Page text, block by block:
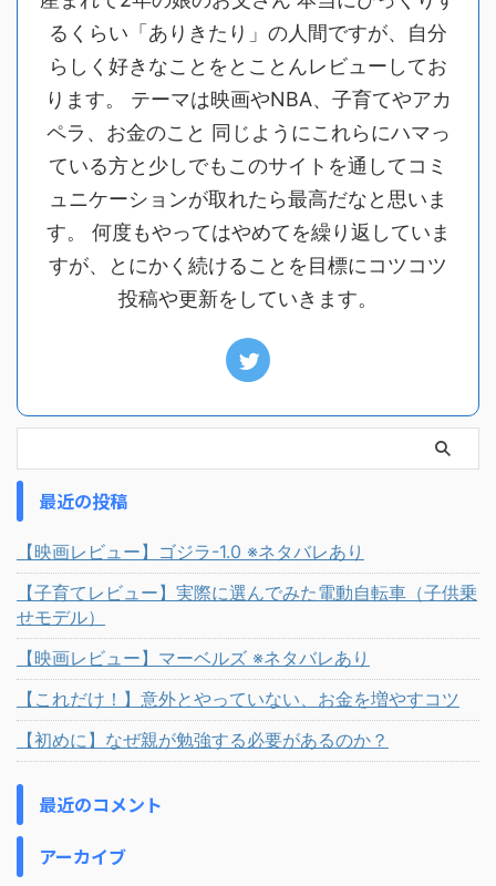
るくらい「ありきたり」の人間ですが、自分
らしく好きなことをとことんレビューしてお
ります。 テーマは映画やNBA、子育てやアカ
ペラ、お金のこと 同じようにこれらにハマっ
ている方と少しでもこのサイトを通してコミ
ュニケーションが取れたら最高だなと思いま
す。 何度もやってはやめてを繰り返していま
すが、とにかく続けることを目標にコツコツ
投稿や更新をしていきます。
最近の投稿
【映画レビュー】ゴジラ-1.0 ※ネタバレあり
【子育てレビュー】実際に選んでみた電動自転車（子供乗
せモデル）
【映画レビュー】マーベルズ ※ネタバレあり
【これだけ！】意外とやっていない、お金を増やすコツ
【初めに】なぜ親が勉強する必要があるのか？
最近のコメント
アーカイブ